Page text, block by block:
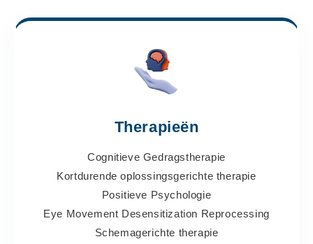
Therapieën
Cognitieve Gedragstherapie
Kortdurende oplossingsgerichte therapie
Positieve Psychologie
Eye Movement Desensitization Reprocessing
Schemagerichte therapie